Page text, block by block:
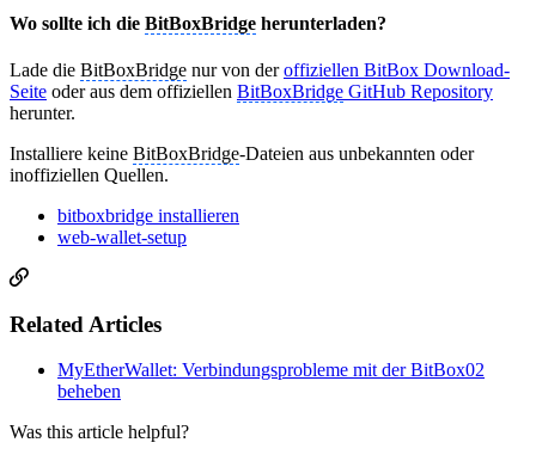
Wo sollte ich die BitBoxBridge herunterladen?
Lade die BitBoxBridge nur von deroffiziellen BitBox Download-
Seite oder aus dem offiziellen BitBoxBridge GitHub Repository
herunter.
Installiere keine BitBoxBridge-Dateien aus unbekannten oder
inoffiziellen Quellen.
bitboxbridge installieren
web-wallet-setup
Related Articles
MyEtherWallet: Verbindungsprobleme mit der BitBox02
beheben
Was this article helpful?